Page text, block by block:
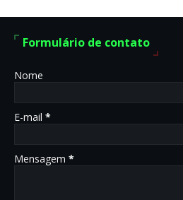
Formulário de contato
Nome
E-mail *
Mensagem *